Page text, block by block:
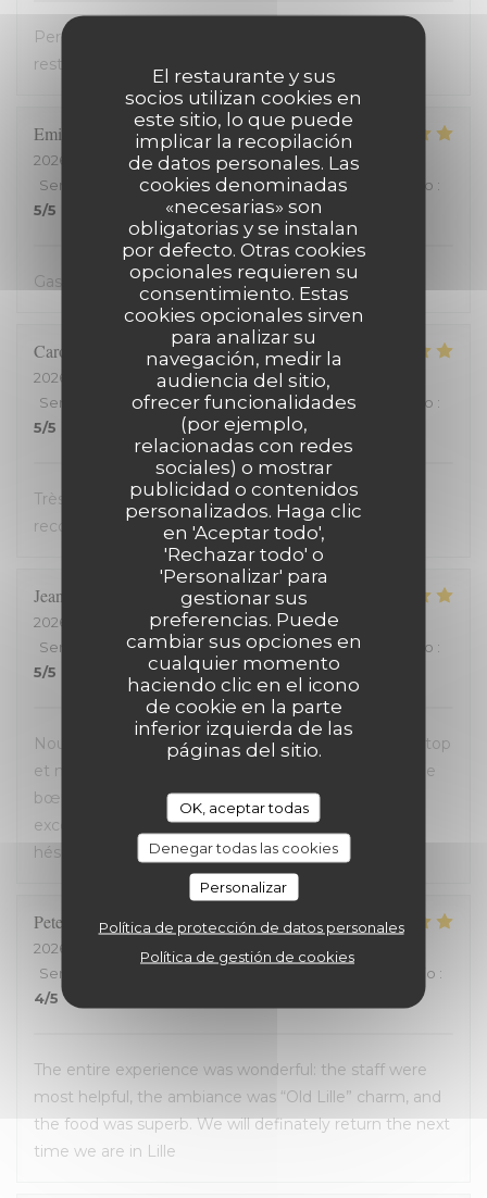
El restaurante y sus
socios utilizan cookies en
este sitio, lo que puede
implicar la recopilación
de datos personales. Las
cookies denominadas
«necesarias» son
obligatorias y se instalan
por defecto. Otras cookies
opcionales requieren su
consentimiento. Estas
cookies opcionales sirven
para analizar su
navegación, medir la
audiencia del sitio,
ofrecer funcionalidades
(por ejemplo,
relacionadas con redes
sociales) o mostrar
publicidad o contenidos
personalizados. Haga clic
en 'Aceptar todo',
'Rechazar todo' o
'Personalizar' para
gestionar sus
preferencias. Puede
cambiar sus opciones en
cualquier momento
haciendo clic en el icono
de cookie en la parte
inferior izquierda de las
páginas del sitio.
OK, aceptar todas
Denegar todas las cookies
Personalizar
Política de protección de datos personales
Política de gestión de cookies
Personnel très accueillant, très bons plats, carte
restreinte
Emilienne
2026-07-19
- 19:30 - Invitados 2
Servicio
Ambiente: 5/5 Menú: 5/5 Calidad / Precio :
5/5
Gastvrij, gezellig, heerlijk
Carole
2026-07-18
- 21:00 - Invitados 2
Servicio
Ambiente: 5/5 Menú: 5/5 Calidad / Precio :
5/5
Très bon accueil et cuisine excellente. On
recommande !
Jean-David
2026-07-13
- 20:30 - Invitados 2
Servicio
/5 Ambiente :5/5 Menú:5 /5 Calidad / Precio :
5/5
Nous avons passé une excellente soirée, service au top
et nourriture de très bonne qualité. J’ai pris la cote de
bœuf et je me suis régalé. Les frites étaient aussi
excellentes. Nous recommandons sans aucune
hésitation.
Peter
2026-07-12
- 14:00 - Invitados 2
Servicio
Calidad / Precio :
4/5
The entire experience was wonderful: the staff were
most helpful, the ambiance was “Old Lille” charm, and
the food was superb. We will definately return the next
time we are in Lille